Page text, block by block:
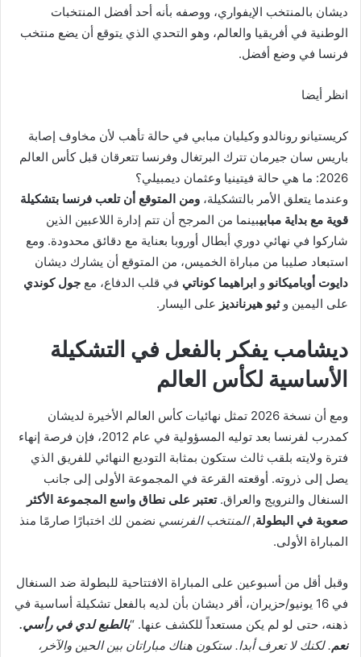
ديشان بالمنتخب الإيفواري، ووصفه بأنه أحد أفضل المنتخبات
الوطنية في أفريقيا والعالم، وهو التحدي الذي يتوقع أن يضع منتخب
فرنسا في وضع أفضل.
انظر أيضا
كريستيانو رونالدو وكيليان مبابي في حالة تأهب لأن مخاوف إصابة
باريس سان جيرمان تترك البرتغال وفرنسا تتعرقان قبل كأس العالم
2026: ما هي حالة فيتينيا وعثمان ديمبيلي؟
وعندما يتعلق الأمر بالتشكيلة، ومن المتوقع أن تلعب فرنسا بتشكيلة
قوية مع بداية مبابيبينما من المرجح أن تتم إدارة اللاعبين الذين
شاركوا في نهائي دوري أبطال أوروبا بعناية مع دقائق محدودة. ومع
استبعاد صليبا من مباراة الخميس، من المتوقع أن يشارك ديشان
دايوت أوباميكانو و ابراهيما كوناتي في قلب الدفاع، مع جول كوندي
على اليمين وثيو هيرنانديز على اليسار.
ديشامب يفكر بالفعل في التشكيلة
الأساسية لكأس العالم
ومع أن نسخة 2026 تمثل نهائيات كأس العالم الأخيرة لديشان
كمدرب لفرنسا بعد توليه المسؤولية في عام 2012، فإن فرصة إنهاء
فترة ولايته بلقب ثالث ستكون بمثابة التوديع النهائي للفريق الذي
يصل إلى ذروته. أوقعته القرعة في المجموعة الأولى إلى جانب
السنغال والنرويج والعراق.تعتبر على نطاق واسع المجموعة الأكثر
صعوبة في البطولة,المنتخب الفرنسي نضمن لك اختبارًا صارمًا منذ
المباراة الأولى.
وقبل أقل من أسبوعين على المباراة الافتتاحية للبطولة ضد السنغال
في 16 يونيو/حزيران، أقر ديشان بأن لديه بالفعل تشكيلة أساسية في
ذهنه، حتى لو لم يكن مستعداً للكشف عنها. “بالطبع لدي في رأسي.
نعم. لكنك لا تعرف أبدا. ستكون هناك مباراتان بين الحين والآخر،